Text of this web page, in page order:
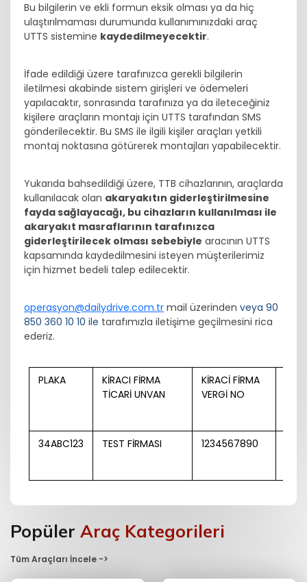
Bu bilgilerin ve ekli formun eksik olması ya da hiç
ulaştırılmaması durumunda kullanımınızdaki araç
UTTS sistemine kaydedilmeyecektir.
İfade edildiği üzere tarafınızca gerekli bilgilerin
iletilmesi akabinde sistem girişleri ve ödemeleri
yapılacaktır, sonrasında tarafınıza ya da ileteceğiniz
kişilere araçların montajı için UTTS tarafından SMS
gönderilecektir. Bu SMS ile ilgili kişiler araçları yetkili
montaj noktasına götürerek montajları yapabilecektir.
Yukarıda bahsedildiği üzere, TTB cihazlarının, araçlarda
kullanılacak olan akaryakıtın giderleştirilmesine
fayda sağlayacağı, bu cihazların kullanılması ile
akaryakıt masraflarının tarafınızca
giderleştirilecek olması sebebiyle aracının UTTS
kapsamında kaydedilmesini isteyen müşterilerimiz
için hizmet bedeli talep edilecektir.
operasyon@dailydrive.com.tr mail üzerinden veya 90
850 360 10 10 ile tarafımızla iletişime geçilmesini rica
ederiz.
PLAKA
KİRACI FİRMA
TİCARİ UNVAN
KİRACİ FİRMA
VERGİ NO
34ABC123 TEST FİRMASI 1234567890
Popüler Araç Kategorileri
Tüm Araçları İncele ->